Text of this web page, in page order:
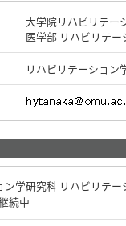
大学院リハビリテー
医学部 リハビリテー
リハビリテーション
学研究科 リハビリテー
続中